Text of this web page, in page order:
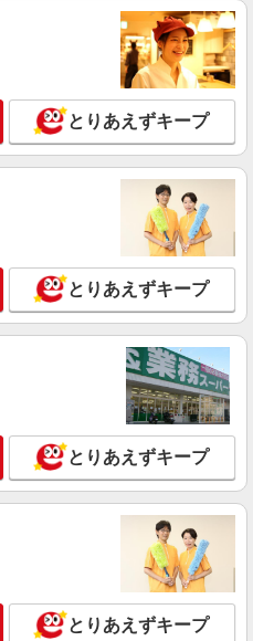
〜1600円（経験・能力による） ※
通費別途支給（規定あり） ゜
+゜・。○。・゜+゜ 入社祝い金10
センテ
程
・゜+゜・。○。・゜+゜
歌山市の楽天モバイルショップ
詳細を見る
〜 ※残業代支給 ★交通費別途支給
支給(規定有) お友達を紹介
ブ支給(規定有) ★月2回払
（規程有）★ ゜・。○。・゜
+゜
山市のdocomoショップ
詳細を見る
気機種に詳しくなれる携帯販
〜1700円（経験・能力による） ※
費別途支給（規定あり） ゜
+゜・。○。・゜+゜ 入社祝い金10
テ
・゜+゜・。○。・゜+゜
歌山市のsoftbankショップ
詳細を見る
とりあえずキープ
とりあえずキープ
とりあえずキープ
とりあえずキープ